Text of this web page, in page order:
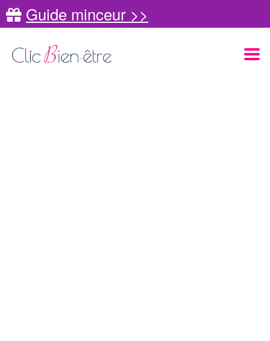
Guide minceur >>